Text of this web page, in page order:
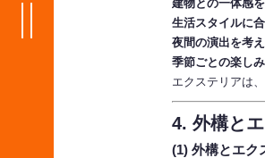
建物との一体感
生活スタイルに
夜間の演出を考
季節ごとの楽し
エクステリアは、
4. 外構と
(1) 外構とエク